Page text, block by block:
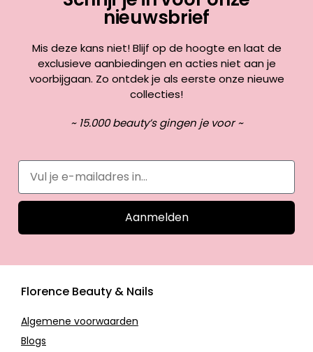
nieuwsbrief
Mis deze kans niet! Blijf op de hoogte en laat de
exclusieve aanbiedingen en acties niet aan je
voorbijgaan. Zo ontdek je als eerste onze nieuwe
collecties!
~ 15.000 beauty’s gingen je voor ~
Aanmelden
Florence Beauty & Nails
Algemene voorwaarden
Blogs